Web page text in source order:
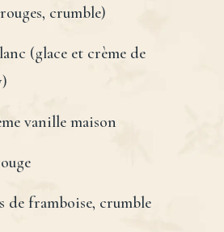
crumble)
(glace et crème de
vanille maison
de framboise, crumble